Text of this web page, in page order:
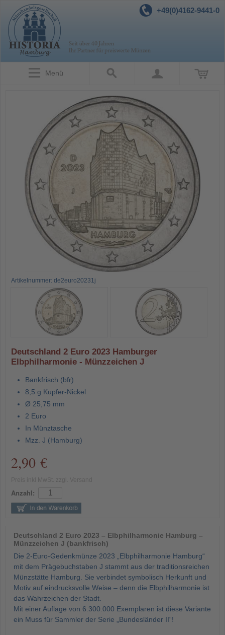
+49(0)4162-9441-0
Menü
Artikelnummer: de2euro20231j
Deutschland 2 Euro 2023 Hamburger
Elbphilharmonie - Münzzeichen J
Bankfrisch (bfr)
8,5 g Kupfer-Nickel
Ø 25,75 mm
2 Euro
In Münztasche
Mzz. J (Hamburg)
2,90 €
Anzahl:
Deutschland 2 Euro 2023 – Elbphilharmonie Hamburg –
Münzzeichen J (bankfrisch)
Die 2-Euro-Gedenkmünze 2023 „Elbphilharmonie Hamburg“
mit dem Prägebuchstaben J stammt aus der traditionsreichen
Münzstätte Hamburg. Sie verbindet symbolisch Herkunft und
Motiv auf eindrucksvolle Weise – denn die Elbphilharmonie ist
das Wahrzeichen der Stadt.
Mit einer Auflage von 6.300.000 Exemplaren ist diese Variante
ein Muss für Sammler der Serie „Bundesländer II“!